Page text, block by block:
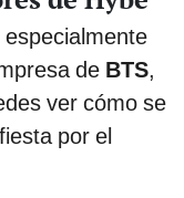
de BTS,
ver cómo se
por el